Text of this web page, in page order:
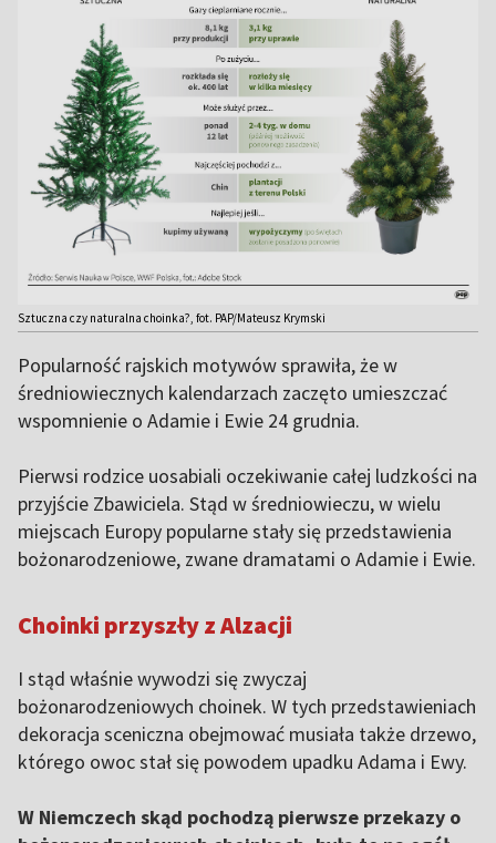
Sztuczna czy naturalna choinka?, fot. PAP/Mateusz Krymski
Popularność rajskich motywów sprawiła, że w
średniowiecznych kalendarzach zaczęto umieszczać
wspomnienie o Adamie i Ewie 24 grudnia.
Pierwsi rodzice uosabiali oczekiwanie całej ludzkości na
przyjście Zbawiciela. Stąd w średniowieczu, w wielu
miejscach Europy popularne stały się przedstawienia
bożonarodzeniowe, zwane dramatami o Adamie i Ewie.
Choinki przyszły z Alzacji
I stąd właśnie wywodzi się zwyczaj
bożonarodzeniowych choinek. W tych przedstawieniach
dekoracja sceniczna obejmować musiała także drzewo,
którego owoc stał się powodem upadku Adama i Ewy.
W Niemczech skąd pochodzą pierwsze przekazy o